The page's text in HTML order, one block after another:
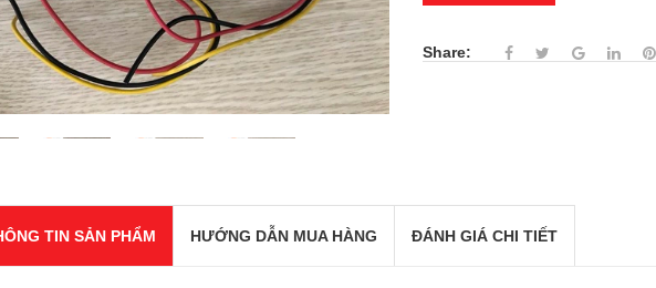
Share:
TIN SẢN PHẨM HƯỚNG DẪN MUA HÀNG ĐÁNH GIÁ CHI TIẾT